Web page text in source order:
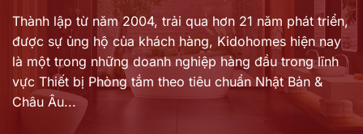
Thành lập từ năm 2004, trải qua hơn 21 năm phát triển,
được sự ủng hộ của khách hàng, Kidohomes hiện nay
là một trong những doanh nghiệp hàng đầu trong lĩnh
vực Thiết bị Phòng tắm theo tiêu chuẩn Nhật Bản &
Châu Âu...